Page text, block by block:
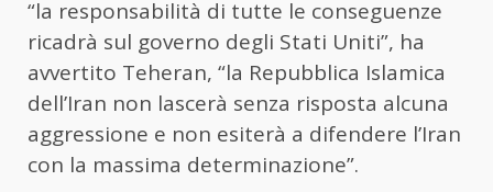
“la responsabilità di tutte le conseguenze
ricadrà sul governo degli Stati Uniti”, ha
avvertito Teheran, “la Repubblica Islamica
dell’Iran non lascerà senza risposta alcuna
aggressione e non esiterà a difendere l’Iran
con la massima determinazione”.